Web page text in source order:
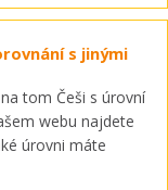
s jinými
tom Češi s úrovní
webu najdete
úrovni máte